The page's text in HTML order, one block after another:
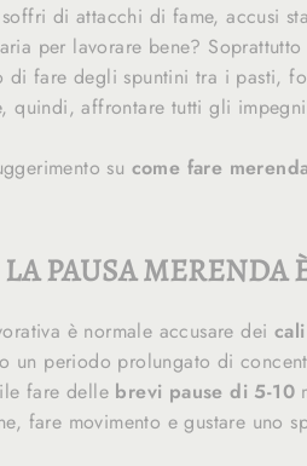
di attacchi di fame, accusi
per lavorare bene?
di fare degli spuntini tra i pasti,
quindi, affrontare tutti gli
su come fare
PAUSA MERENDA
è normale accusare dei
un periodo prolungato di
fare delle brevi pause di 5-10
fare movimento e gustare uno